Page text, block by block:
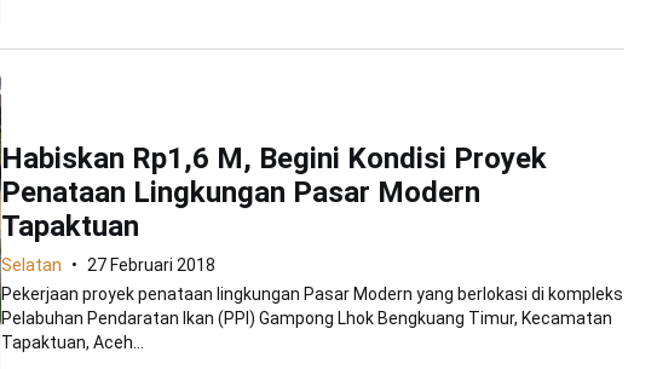
Habiskan Rp1,6 M, Begini Kondisi Proyek
Penataan Lingkungan Pasar Modern
Tapaktuan
Selatan
27 Februari 2018
Pekerjaan proyek penataan lingkungan Pasar Modern yang berlokasi di kompleks
Pelabuhan Pendaratan Ikan (PPI) Gampong Lhok Bengkuang Timur, Kecamatan
Tapaktuan, Aceh...